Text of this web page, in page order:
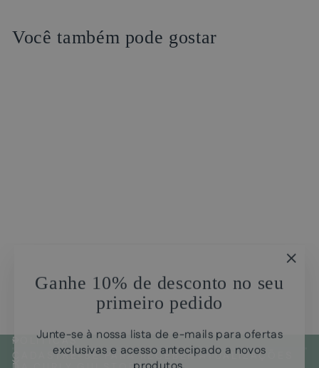
Ganhe 10% de desconto no seu
primeiro pedido
Junte-se à nossa lista de e-mails para ofertas
exclusivas e acesso antecipado a novos
produtos.
Você também pode gostar
normal
CHF25.00
Preço
promocional
CHF14.00
EconomizeCHF11.00
POLÍTICAS
CADASTRE-SE PARA RECEBER ATUALIZAÇÕES